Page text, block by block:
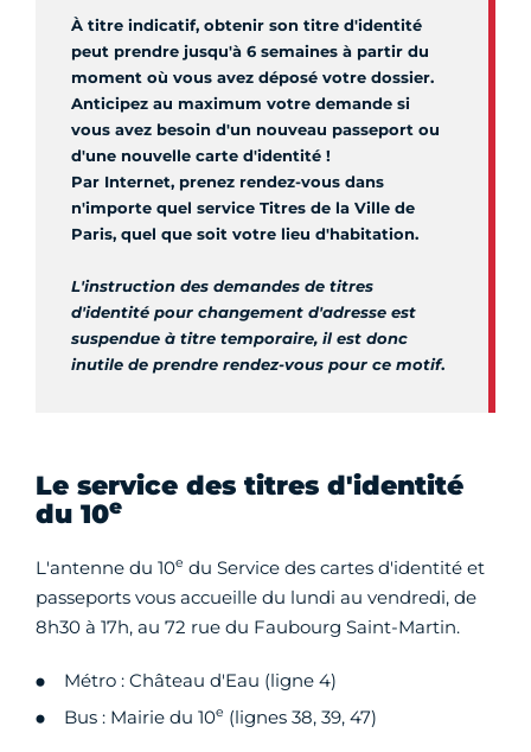
À titre indicatif, obtenir son titre d'identité
peut prendre jusqu'à 6 semaines à partir du
moment où vous avez déposé votre dossier.
Anticipez au maximum votre demande si
vous avez besoin d'un nouveau passeport ou
d'une nouvelle carte d'identité !
Par Internet, prenez rendez-vous dans
n'importe quel service Titres de la Ville de
Paris, quel que soit votre lieu d'habitation.
L'instruction des demandes de titres
d'identité pour changement d'adresse est
suspendue à titre temporaire, il est donc
inutile de prendre rendez-vous pour ce motif.
Le service des titres d'identité
du 10e
L'antenne du 10e du Service des cartes d'identité et
passeports vous accueille du lundi au vendredi, de
8h30 à 17h, au 72 rue du Faubourg Saint-Martin.
Métro : Château d'Eau (ligne 4)
Bus : Mairie du 10e (lignes 38, 39, 47)